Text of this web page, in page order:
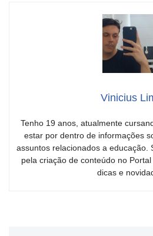
Vinicius
Tenho 19 anos, atualmente
estar por dentro de informações
assuntos relacionados a educação.
pela criação de conteúdo no
dicas e